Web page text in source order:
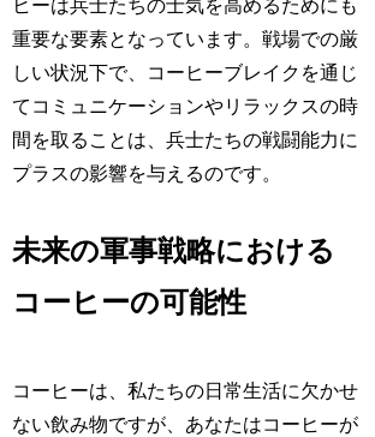
ヒーは兵士たちの士気を高めるためにも
重要な要素となっています。戦場での厳
しい状況下で、コーヒーブレイクを通じ
てコミュニケーションやリラックスの時
間を取ることは、兵士たちの戦闘能力に
プラスの影響を与えるのです。
未来の軍事戦略における
コーヒーの可能性
コーヒーは、私たちの日常生活に欠かせ
ない飲み物ですが、あなたはコーヒーが